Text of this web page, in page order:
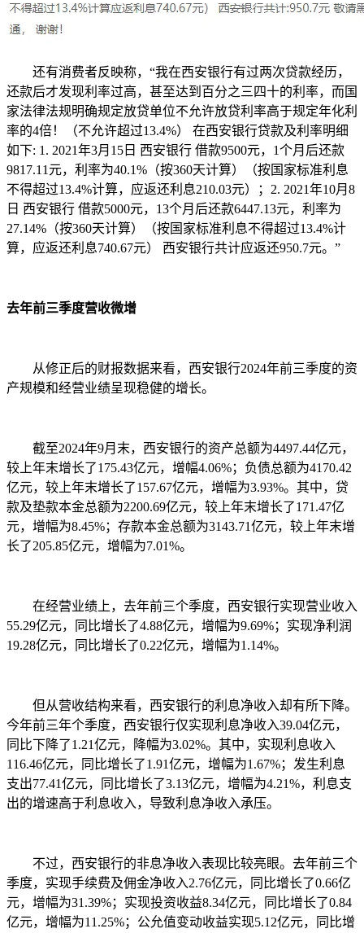
还有消费者反映称，“我在西安银行有过两次贷款经历，
还款后才发现利率过高，甚至达到百分之三四十的利率，而国
家法律法规明确规定放贷单位不允许放贷利率高于规定年化利
率的4倍！（不允许超过13.4%） 在西安银行贷款及利率明细
如下: 1. 2021年3月15日 西安银行 借款9500元，1个月后还款
9817.11元，利率为40.1%（按360天计算）（按国家标准利息
不得超过13.4%计算，应返还利息210.03元）；2. 2021年10月8
日 西安银行 借款5000元，13个月后还款6447.13元，利率为
27.14%（按360天计算）（按国家标准利息不得超过13.4%计
算，应返还利息740.67元） 西安银行共计应返还950.7元。”
去年前三季度营收微增
从修正后的财报数据来看，西安银行2024年前三季度的资
产规模和经营业绩呈现稳健的增长。
截至2024年9月末，西安银行的资产总额为4497.44亿元，
较上年末增长了175.43亿元，增幅4.06%；负债总额为4170.42
亿元，较上年末增长了157.67亿元，增幅为3.93%。其中，贷
款及垫款本金总额为2200.69亿元，较上年末增长了171.47亿
元，增幅为8.45%；存款本金总额为3143.71亿元，较上年末增
长了205.85亿元，增幅为7.01%。
在经营业绩上，去年前三个季度，西安银行实现营业收入
55.29亿元，同比增长了4.88亿元，增幅为9.69%；实现净利润
19.28亿元，同比增长了0.22亿元，增幅为1.14%。
但从营收结构来看，西安银行的利息净收入却有所下降。
今年前三年个季度，西安银行仅实现利息净收入39.04亿元，
同比下降了1.21亿元，降幅为3.02%。其中，实现利息收入
116.46亿元，同比增长了1.91亿元，增幅为1.67%；发生利息
支出77.41亿元，同比增长了3.13亿元，增幅为4.21%，利息支
出的增速高于利息收入，导致利息净收入承压。
不过，西安银行的非息净收入表现比较亮眼。去年前三个
季度，实现手续费及佣金净收入2.76亿元，同比增长了0.66亿
元，增幅为31.39%；实现投资收益8.34亿元，同比增长了0.84
亿元，增幅为11.25%；公允值变动收益实现5.12亿元，同比增